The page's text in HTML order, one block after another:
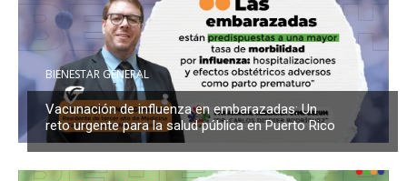
BIENESTAR GENERAL
Vacunación de influenza en embarazadas: Un
reto urgente para la salud pública en Puerto Rico